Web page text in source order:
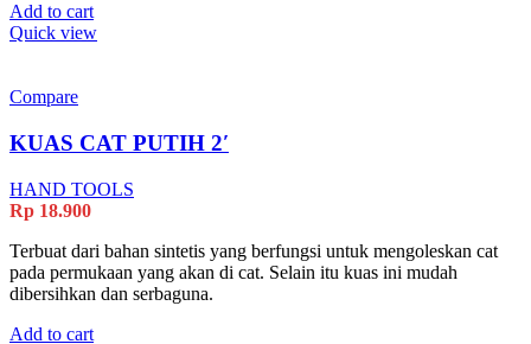
Add to cart
Quick view
Compare
KUAS CAT PUTIH 2′
HAND TOOLS
Rp 18.900
Terbuat dari bahan sintetis yang berfungsi untuk mengoleskan cat
pada permukaan yang akan di cat. Selain itu kuas ini mudah
dibersihkan dan serbaguna.
Add to cart